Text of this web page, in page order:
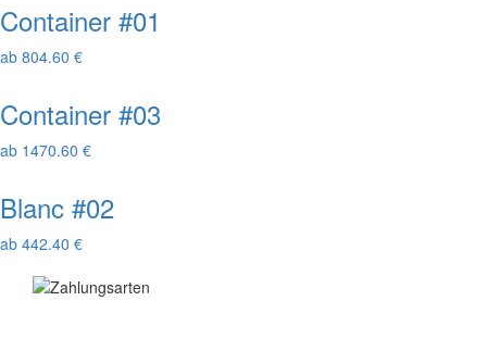
Container #01
ab 804.60 €
Container #03
ab 1470.60 €
Blanc #02
ab 442.40 €